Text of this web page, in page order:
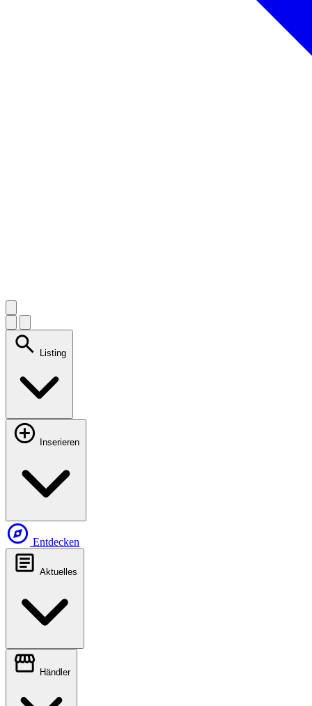
search Listing
add_circle Inserieren
explore Entdecken
article Aktuelles
storefront Händler